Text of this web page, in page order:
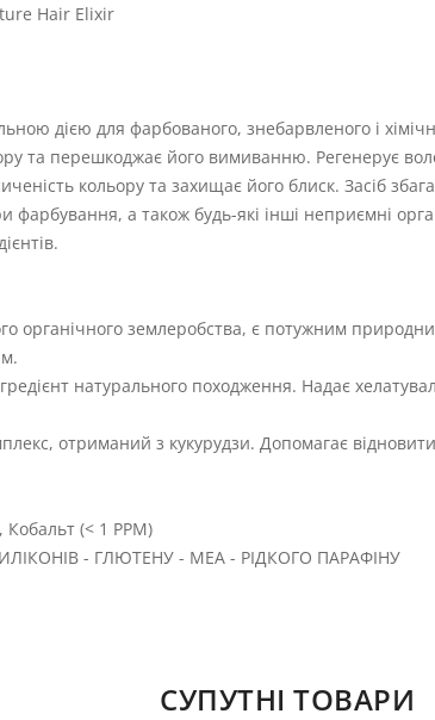
Hair Elixir
дією для фарбованого, знебарвленого і
та перешкоджає його вимиванню. Регенерує
кольору та захищає його блиск. Засіб
фарбування, а також будь-які інші неприємні
органічного землеробства, є потужним
натурального походження. Надає
отриманий з кукурудзи. Допомагає
(< 1 PPM)
- ГЛЮТЕНУ - MEA - РІДКОГО ПАРАФІНУ
СУПУТНІ ТОВАРИ